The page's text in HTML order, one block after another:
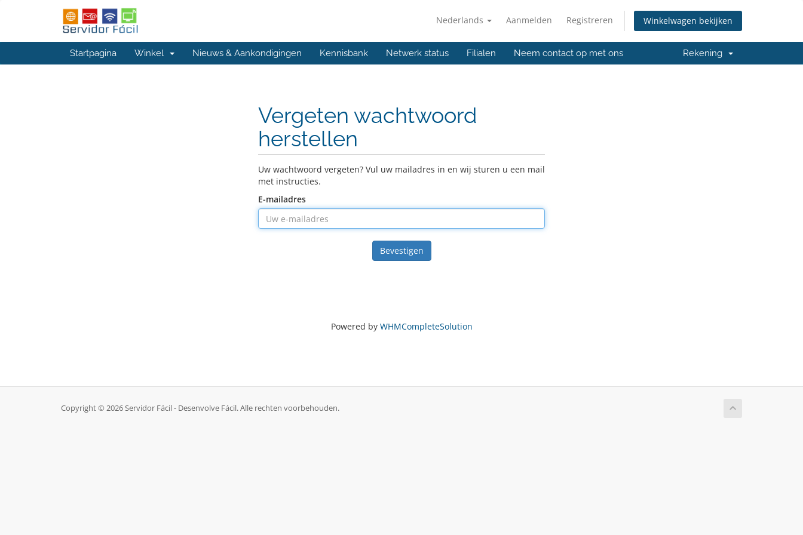
Nederlands Aanmelden Registreren Winkelwagen bekijken
Startpagina Winkel Nieuws & Aankondigingen Kennisbank Netwerk status Filialen Neem contact op met ons Rekening
Vergeten wachtwoord
herstellen
Uw wachtwoord vergeten? Vul uw mailadres in en wij sturen u een mail
met instructies.
E-mailadres
Bevestigen
Powered by WHMCompleteSolution
Copyright © 2026 Servidor Fácil - Desenvolve Fácil. Alle rechten voorbehouden.